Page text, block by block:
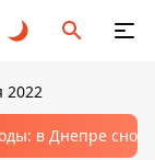
2022
в Днепре